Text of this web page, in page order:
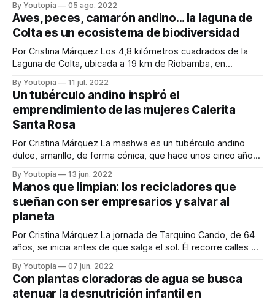
hogares. Ellos son parte de un programa para combatir la
desnutrición crónica infantil (DCI). Técnicos de la Prefectura
de Chimborazo les enseñan cómo cultivar
By Youtopia 05 ago. 2022
Aves, peces, camarón andino... la laguna de
Colta es un ecosistema de biodiversidad
Por Cristina Márquez Los 4,8 kilómetros cuadrados de la
Laguna de Colta, ubicada a 19 km de Riobamba, en
cada año a miles de turistas. Junto a la laguna hay un
bosque nativo protegido por las comunidades del sector,
que está
By Youtopia 11 jul. 2022
Un tubérculo andino inspiró el
emprendimiento de las mujeres Calerita
Santa Rosa
Por Cristina Márquez La mashwa es un tubérculo andino
dulce, amarillo, de forma cónica, que hace unos cinco años
sembrarlo. Las mujeres de la comunidad indígena Calerita
Santa Rosa, ubicada en las faldas del Chimborazo, en la
parroquia San Juan, trabajan para
By Youtopia 13 jun. 2022
Manos que limpian: los recicladores que
sueñan con ser empresarios y salvar al
planeta
Por Cristina Márquez La jornada de Tarquino Cando, de 64
años, se inicia antes de que salga el sol. Él recorre calles en
vidrio y todo aquello que pueda ser vendido en los puntos
de reciclaje. La ganancia es mínima, apenas
By Youtopia 07 jun. 2022
Con plantas cloradoras de agua se busca
atenuar la desnutrición infantil en